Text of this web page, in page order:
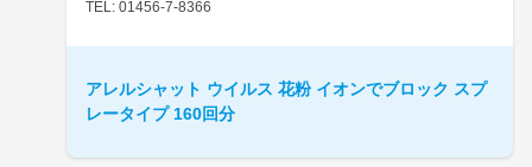
TEL: 01456-7-8366
アレルシャット ウイルス 花粉 イオンでブロック スプ
レータイプ 160回分